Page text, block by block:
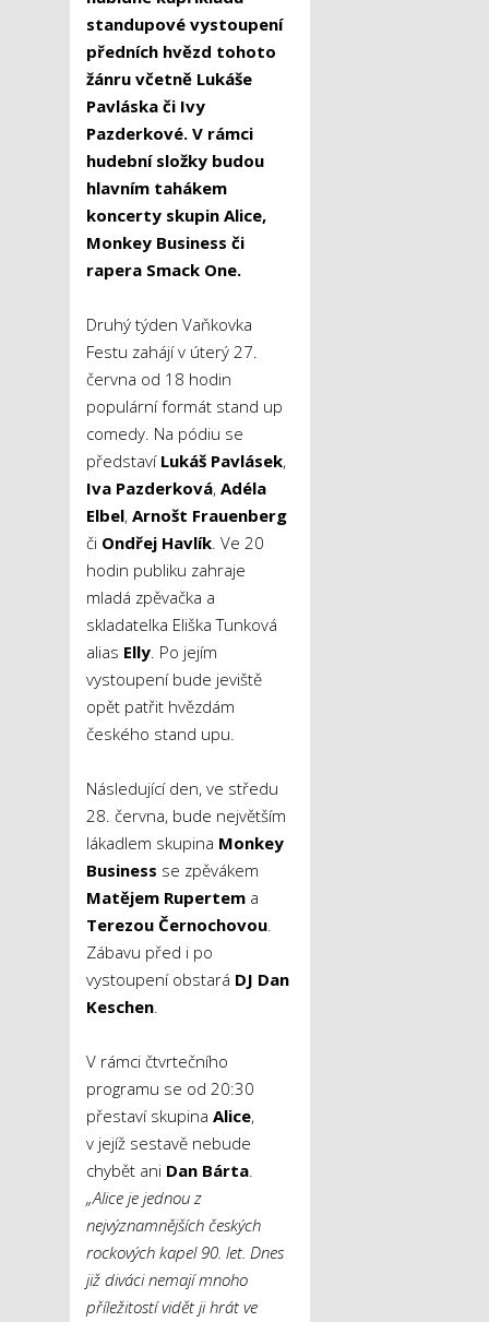
standupové vystoupení
předních hvězd tohoto
žánru včetně Lukáše
Pavláska či Ivy
Pazderkové. V rámci
hudební složky budou
hlavním tahákem
koncerty skupin Alice,
Monkey Business či
rapera Smack One.
Druhý týden Vaňkovka
Festu zahájí v úterý 27.
června od 18 hodin
populární formát stand up
comedy. Na pódiu se
představí Lukáš Pavlásek,
Iva Pazderková, Adéla
Elbel, Arnošt Frauenberg
či Ondřej Havlík. Ve 20
hodin publiku zahraje
mladá zpěvačka a
skladatelka Eliška Tunková
alias Elly. Po jejím
vystoupení bude jeviště
opět patřit hvězdám
českého stand upu.
Následující den, ve středu
28. června, bude největším
lákadlem skupina Monkey
Business se zpěvákem
Matějem Rupertem a
Terezou Černochovou.
Zábavu před i po
vystoupení obstará DJ Dan
Keschen.
V rámci čtvrtečního
programu se od 20:30
přestaví skupina Alice,
v jejíž sestavě nebude
chybět ani Dan Bárta.
„Alice je jednou z
nejvýznamnějších českých
rockových kapel 90. let. Dnes
již diváci nemají mnoho
příležitostí vidět ji hrát ve